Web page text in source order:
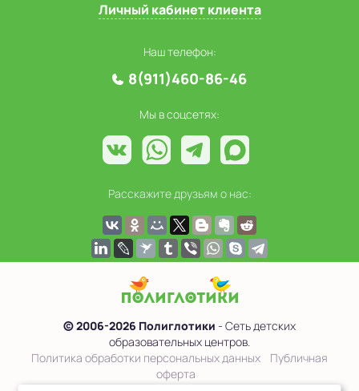
Личный кабинет клиента
Наш телефон:
8(911)460-86-46
Мы в соцсетях:
Расскажите друзьям о нас:
© 2006-2026 Полиглотики - Сеть детских
образовательных центров.
Политика обработки персональных данных
Публичная
оферта